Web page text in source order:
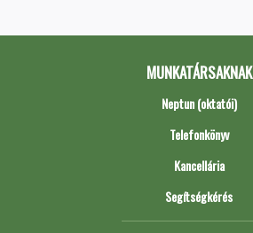
MUNKATÁRSAKNAK
Neptun (oktatói)
Telefonkönyv
Kancellária
Segítségkérés